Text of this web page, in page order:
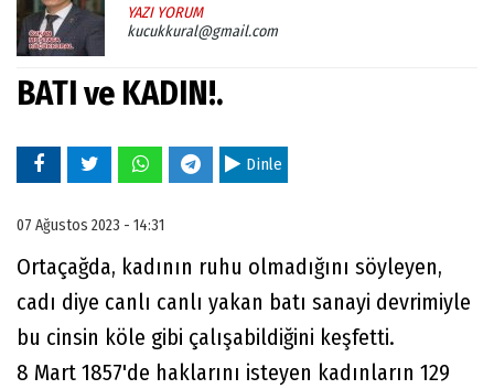
Günün
Haberleri
Galeri
YAZI YORUM
kucukkural@gmail.com
BATI ve KADIN!.
Dinle
07 Ağustos 2023 - 14:31
Ortaçağda, kadının ruhu olmadığını söyleyen,
cadı diye canlı canlı yakan batı sanayi devrimiyle
bu cinsin köle gibi çalışabildiğini keşfetti.
8 Mart 1857'de haklarını isteyen kadınların 129